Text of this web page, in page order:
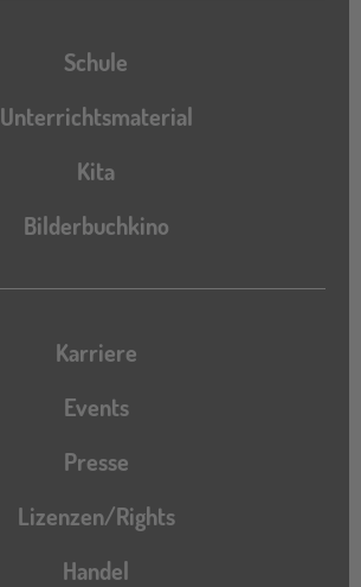
Schule
Unterrichtsmaterial
Kita
Bilderbuchkino
Karriere
Events
Presse
Lizenzen/Rights
Handel